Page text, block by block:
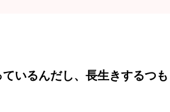
いるんだし、長生きするつ